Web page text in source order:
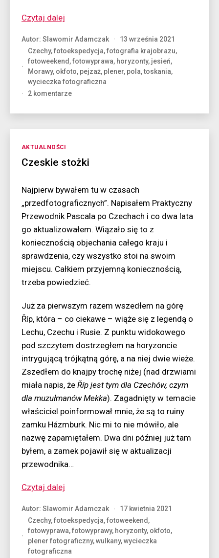
Czytaj dalej
by
tak…
uciec
na
pola?”
Autor: Slawomir Adamczak
13 września 2021
Czechy,fotoekspedycja,fotografia krajobrazu,
fotoweekend ,fotowyprawa, horyzonty, jesień,
Morawy, okfoto, pejzaż, plener, pola,toskania,
wycieczka fotograficzna
2 komentarzedo
może
pola?
Kategorie
AKTUALNOŚCI
Czeskie stożki
Najpierw bywałem tu w czasach
„przedfotograficznych”. Napisałem Praktyczny
Przewodnik Pascala po Czechach i co dwa lata
go aktualizowałem. Wiązało się to z
koniecznością objechania całego kraju i
sprawdzenia, czy wszystko stoi na swoim
miejscu. Całkiem przyjemną koniecznością,
trzeba powiedzieć.
Już za pierwszym razem wszedłem na górę
Říp, która – co ciekawe – wiąże się z legendą o
Lechu, Czechu i Rusie. Z punktu widokowego
pod szczytem dostrzegłem na horyzoncie
intrygującą trójkątną górę, a na niej dwie wieże.
Zszedłem do knajpy trochę niżej (nad drzwiami
miała napis, że Říp jest tym dla Czechów, czym
dla muzułmanów Mekka). Zagadnięty w temacie
właściciel poinformował mnie, że są to ruiny
zamku Házmburk. Nic mi to nie mówiło, ale
nazwę zapamiętałem. Dwa dni później już tam
byłem, a zamek pojawił się w aktualizacji
przewodnika…
Czytaj dalej
Autor: Slawomir Adamczak
17 kwietnia 2021
Czechy,fotoekspedycja,fotoweekend ,
fotowyprawa,fotowyprawy, horyzonty, okfoto,
plener fotograficzny,wulkany,wycieczka
fotograficzna